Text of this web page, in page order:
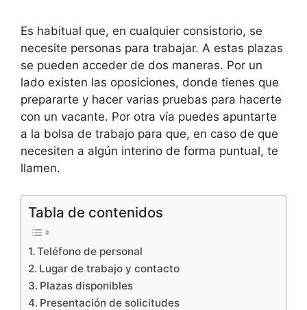
Es habitual que, en cualquier consistorio, se
necesite personas para trabajar. A estas plazas
se pueden acceder de dos maneras. Por un
lado existen las oposiciones, donde tienes que
prepararte y hacer varias pruebas para hacerte
con un vacante. Por otra vía puedes apuntarte
a la bolsa de trabajo para que, en caso de que
necesiten a algún interino de forma puntual, te
llamen.
Tabla de contenidos
Teléfono de personal
Lugar de trabajo y contacto
Plazas disponibles
Presentación de solicitudes